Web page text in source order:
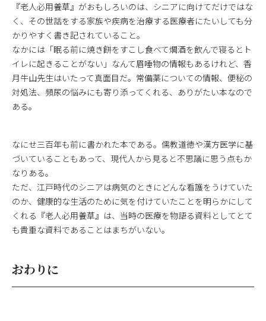
『老人必用養草』がおもしろいのは、シニアに向けてだけではな
く、その世話をする家族や疾病を治療する医療者にたいしても分
かりやすく書き記されていること。
なかには「眠る前に焼き餅をすこし食べて燗酒を飲んで寝るとト
イレに起きることがない」なんて眉唾物の情報もあるけれど、香
月牛山先生はいたって真面目だ。常備薬についての情報、便秘の
対処法、頻尿の悩みにも寄り添ってくれる、ありがたい本なので
ある。
なにせ三百年も前に書かれた本である。儒教道徳や漢方医学に基
づいていることもあって、現代人から見ると不思議に思う点もか
なりある。
ただ、江戸時代のシニアは病気のときにどんな看護をうけていた
のか、健康的な生活のために気を付けていたことを明らかにして
くれる『老人必用養草』は、当時の医療を物語る資料としてとて
も貴重な資料であることはまちがいない。
おわりに